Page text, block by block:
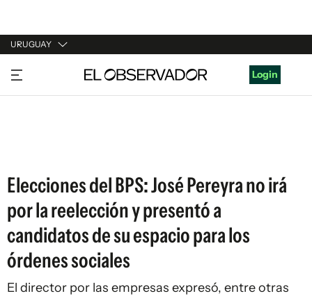
URUGUAY
URUGUAY
ARGENTINA
Login
Elecciones del BPS: José Pereyra no irá
por la reelección y presentó a
candidatos de su espacio para los
órdenes sociales
El director por las empresas expresó, entre otras